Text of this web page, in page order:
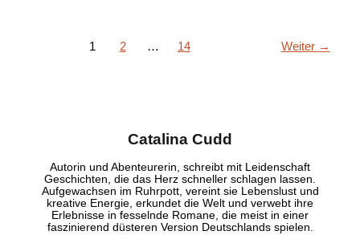
1 2 … 14 Weiter →
Catalina Cudd
Autorin und Abenteurerin, schreibt mit Leidenschaft
Geschichten, die das Herz schneller schlagen lassen.
Aufgewachsen im Ruhrpott, vereint sie Lebenslust und
kreative Energie, erkundet die Welt und verwebt ihre
Erlebnisse in fesselnde Romane, die meist in einer
faszinierend düsteren Version Deutschlands spielen.